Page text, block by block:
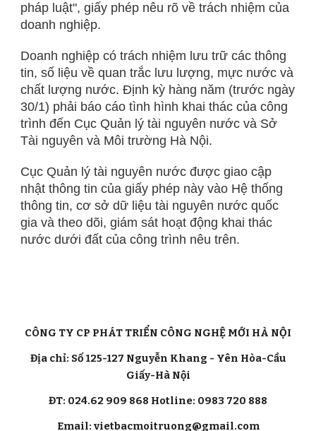
pháp luật", giấy phép nêu rõ về trách nhiệm của
doanh nghiệp.
Doanh nghiệp có trách nhiệm lưu trữ các thông
tin, số liệu về quan trắc lưu lượng, mực nước và
chất lượng nước. Định kỳ hàng năm (trước ngày
30/1) phải báo cáo tình hình khai thác của công
trình đến Cục Quản lý tài nguyên nước và Sở
Tài nguyên và Môi trường Hà Nội.
Cục Quản lý tài nguyên nước được giao cập
nhật thông tin của giấy phép này vào Hệ thống
thông tin, cơ sở dữ liệu tài nguyên nước quốc
gia và theo dõi, giám sát hoạt động khai thác
nước dưới đất của công trình nêu trên.
CÔNG TY CP PHÁT TRIỂN CÔNG NGHỆ MỚI HÀ NỘI
Địa chỉ: Số 125-127 Nguyễn Khang - Yên Hòa-Cầu
Giấy-Hà Nội
ĐT: 024.62 909 868 Hotline: 0983 720 888
Email: vietbacmoitruong@gmail.com